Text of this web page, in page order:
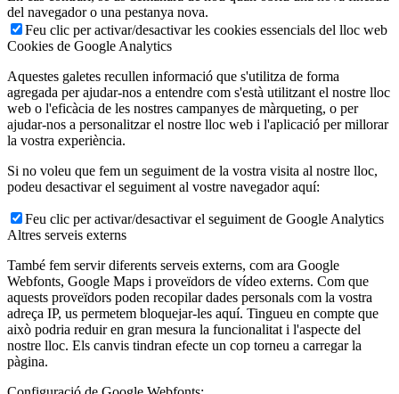
del navegador o una pestanya nova.
Feu clic per activar/desactivar les cookies essencials del lloc web
Cookies de Google Analytics
Aquestes galetes recullen informació que s'utilitza de forma
agregada per ajudar-nos a entendre com s'està utilitzant el nostre lloc
web o l'eficàcia de les nostres campanyes de màrqueting, o per
ajudar-nos a personalitzar el nostre lloc web i l'aplicació per millorar
la vostra experiència.
Si no voleu que fem un seguiment de la vostra visita al nostre lloc,
podeu desactivar el seguiment al vostre navegador aquí:
Feu clic per activar/desactivar el seguiment de Google Analytics
Altres serveis externs
També fem servir diferents serveis externs, com ara Google
Webfonts, Google Maps i proveïdors de vídeo externs. Com que
aquests proveïdors poden recopilar dades personals com la vostra
adreça IP, us permetem bloquejar-les aquí. Tingueu en compte que
això podria reduir en gran mesura la funcionalitat i l'aspecte del
nostre lloc. Els canvis tindran efecte un cop torneu a carregar la
pàgina.